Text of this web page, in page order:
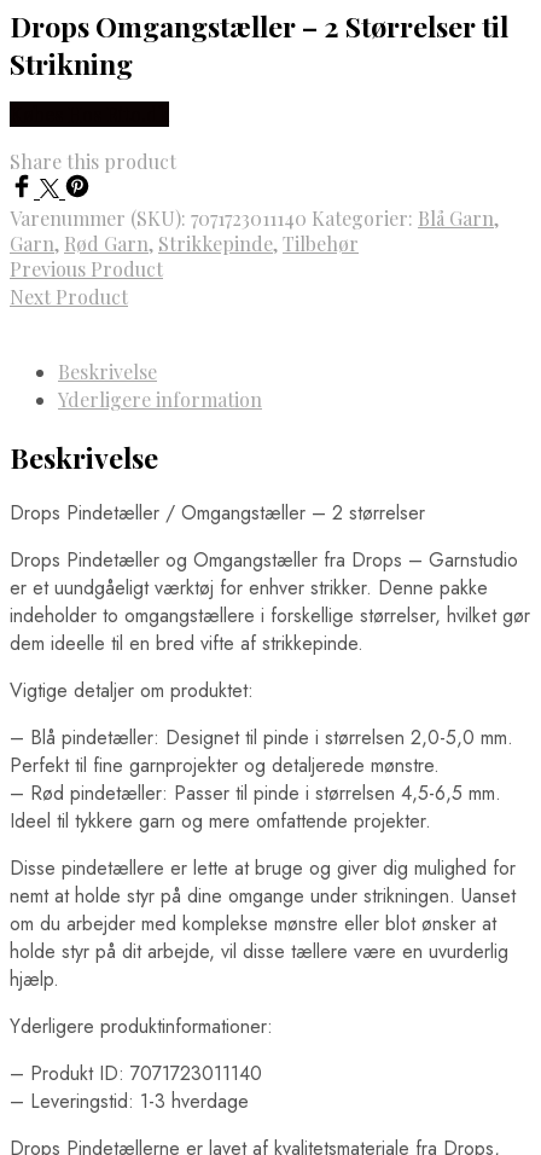
Drops Omgangstæller – 2 Størrelser til
Strikning
Share this product
Varenummer (SKU): 7071723011140 Kategorier: Blå Garn,
Garn, Rød Garn, Strikkepinde,Tilbehør
Previous Product
Next Product
Beskrivelse
Yderligere information
Beskrivelse
Drops Pindetæller / Omgangstæller – 2 størrelser
Drops Pindetæller og Omgangstæller fra Drops – Garnstudio
er et uundgåeligt værktøj for enhver strikker. Denne pakke
indeholder to omgangstællere i forskellige størrelser, hvilket gør
dem ideelle til en bred vifte af strikkepinde.
Vigtige detaljer om produktet:
– Blå pindetæller: Designet til pinde i størrelsen 2,0-5,0 mm.
Perfekt til fine garnprojekter og detaljerede mønstre.
– Rød pindetæller: Passer til pinde i størrelsen 4,5-6,5 mm.
Ideel til tykkere garn og mere omfattende projekter.
Disse pindetællere er lette at bruge og giver dig mulighed for
nemt at holde styr på dine omgange under strikningen. Uanset
om du arbejder med komplekse mønstre eller blot ønsker at
holde styr på dit arbejde, vil disse tællere være en uvurderlig
hjælp.
Yderligere produktinformationer:
– Produkt ID: 7071723011140
– Leveringstid: 1-3 hverdage
Drops Pindetællerne er lavet af kvalitetsmateriale fra Drops,